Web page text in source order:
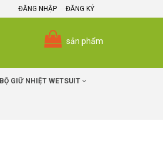
ĐĂNG NHẬP ĐĂNG KÝ
sản phẩm
BỘ GIỮ NHIỆT WETSUIT